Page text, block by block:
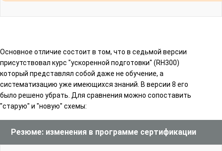
Основное отличие состоит в том, что в седьмой версии
присутствовал курс "ускоренной подготовки" (RH300)
который представлял собой даже не обучение, а
систематизацию уже имеющихся знаний. В версии 8 его
было решено убрать. Для сравнения можно сопоставить
"старую" и "новую" схемы:
Резюме: изменения в программе сертификации